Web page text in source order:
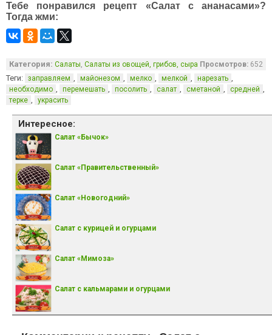
Тебе понравился рецепт «Салат с ананасами»?
Тогда жми:
Категория: Салаты, Салаты из овощей, грибов, сыра Просмотров: 652
Теги: заправляем , майонезом , мелко , мелкой , нарезать ,
необходимо , перемешать , посолить , салат , сметаной , средней ,
терке , украсить
Интересное:
Салат «Бычок»
Салат «Правительственный»
Салат «Новогодний»
Салат с курицей и огурцами
Салат «Мимоза»
Салат с кальмарами и огурцами